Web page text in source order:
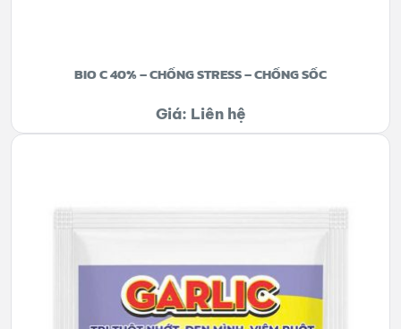
BIO C 40% – CHỐNG STRESS – CHỐNG SỐC
Giá: Liên hệ